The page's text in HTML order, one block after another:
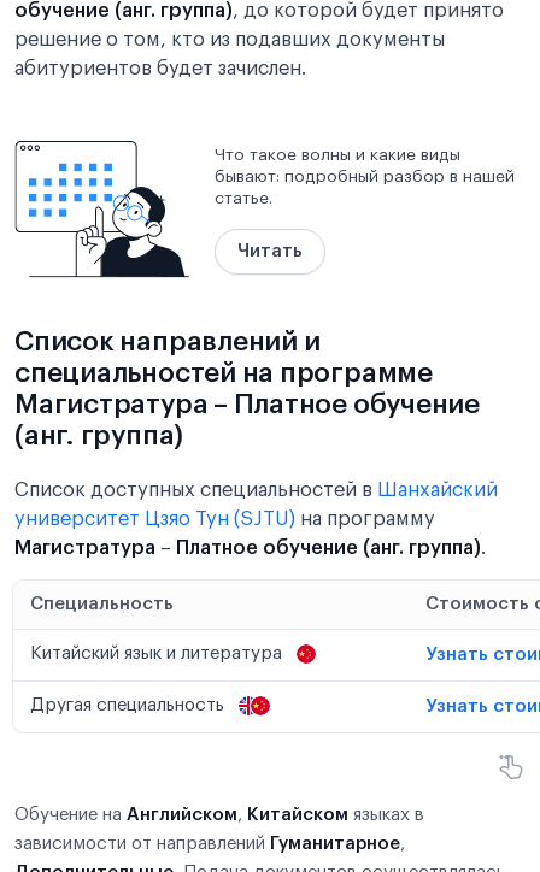
обучение (анг. группа), до которой будет принято
решение о том, кто из подавших документы
абитуриентов будет зачислен.
Что такое волны и какие виды
бывают: подробный разбор в нашей
статье.
Читать
Список направлений и
специальностей на программе
Магистратура – Платное обучение
(анг. группа)
Список доступных специальностей в Шанхайский
университет Цзяо Тун (SJTU) на программу
Магистратура – Платное обучение (анг. группа).
Специальность Стоимость
Китайский язык и литература Узнать
Другая специальность Узнать
Обучение на Английском, Китайском языках в
зависимости от направлений Гуманитарное,